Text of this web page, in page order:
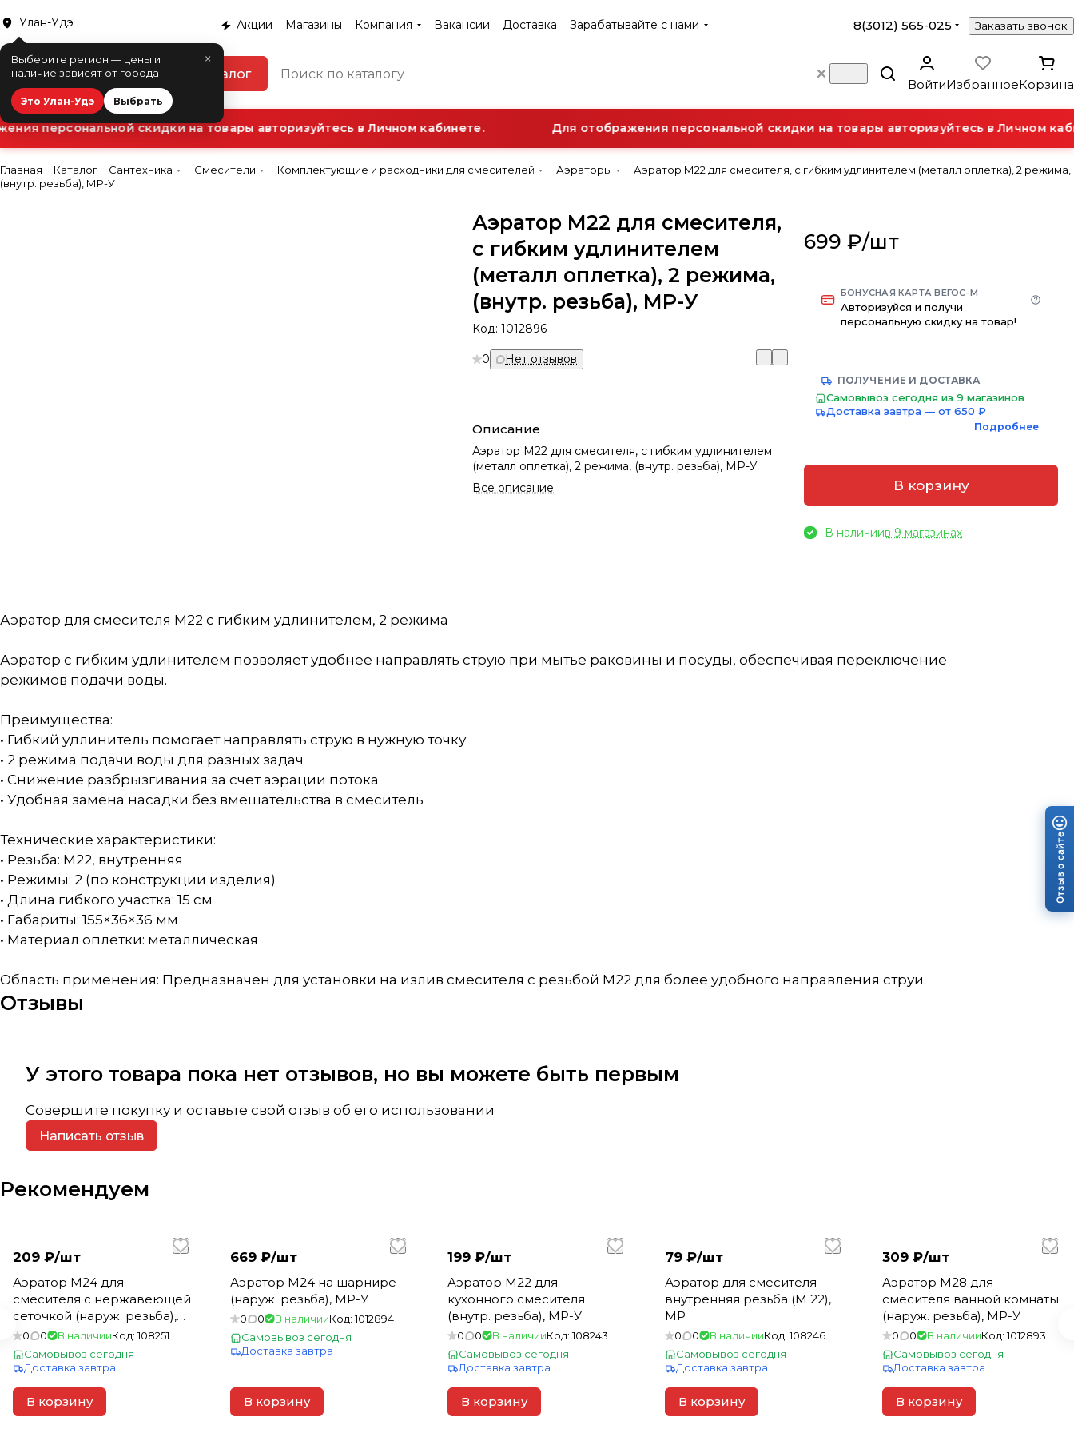
Улан-Удэ
×
Выберите регион — цены и
наличие зависят от города
Это Улан-Удэ Выбрать
Акции Магазины Компания Вакансии Доставка Зарабатывайте с нами 8(3012) 565-025 Заказать звонок
Каталог
ВойтиИзбранноеКорзина
персональной скидки на товары авторизуйтесь в Личном кабинете. Для отображения персональной скидки на товары авторизуйтесь в Личном
Главная Каталог Сантехника Смесители Комплектующие и расходники для смесителей Аэраторы
Аэратор М22 для смесителя, с гибким удлинителем (металл оплетка), 2 режима,
(внутр. резьба), МР-У
Аэратор М22 для смесителя,
с гибким удлинителем
(металл оплетка), 2 режима,
(внутр. резьба), МР-У
Код:1012896
0 Нет отзывов
Описание
Аэратор М22 для смесителя, с гибким удлинителем
(металл оплетка), 2 режима, (внутр. резьба), МР-У
Все описание
699 ₽/шт
БОНУСНАЯ КАРТА ВЕГОС-М
Авторизуйся и получи
персональную скидку на товар!
ПОЛУЧЕНИЕ И ДОСТАВКА
Самовывоз сегодня из 9 магазинов
Доставка завтра — от 650 ₽
Подробнее
В корзину
В наличиив 9 магазинах
Аэратор для смесителя M22 с гибким удлинителем, 2 режима
Аэратор с гибким удлинителем позволяет удобнее направлять струю при мытье раковины и посуды, обеспечивая переключение
режимов подачи воды.
Преимущества:
• Гибкий удлинитель помогает направлять струю в нужную точку
• 2 режима подачи воды для разных задач
• Снижение разбрызгивания за счет аэрации потока
• Удобная замена насадки без вмешательства в смеситель
Технические характеристики:
• Резьба: M22, внутренняя
• Режимы: 2 (по конструкции изделия)
• Длина гибкого участка: 15 см
• Габариты: 155×36×36 мм
• Материал оплетки: металлическая
Область применения: Предназначен для установки на излив смесителя с резьбой M22 для более удобного направления струи.
Отзывы
У этого товара пока нет отзывов, но вы можете быть первым
Совершите покупку и оставьте свой отзыв об его использовании
Написать отзыв
Рекомендуем
209 ₽/шт
Аэратор М24 для
смесителя с нержавеющей
сеточкой (наруж. резьба),
MP-У
0 0 В наличииКод:108251
Самовывоз сегодня
Доставка завтра
В корзину
669 ₽/шт
Аэратор М24 на шарнире
(наруж. резьба), MP-У
0 0 В наличииКод:1012894
Самовывоз сегодня
Доставка завтра
В корзину
199 ₽/шт
Аэратор М22 для
кухонного смесителя
(внутр. резьба), MP-У
0 0 В наличииКод:108243
Самовывоз сегодня
Доставка завтра
В корзину
79 ₽/шт
Аэратор для смесителя
внутренняя резьба (М 22),
MP
0 0 В наличииКод:108246
Самовывоз сегодня
Доставка завтра
В корзину
309 ₽/шт
Аэратор М28 для
смесителя ванной комнаты
(наруж. резьба), MP-У
0 0 В наличииКод:1012893
Самовывоз сегодня
Доставка завтра
В корзину
Отзыв о сайте